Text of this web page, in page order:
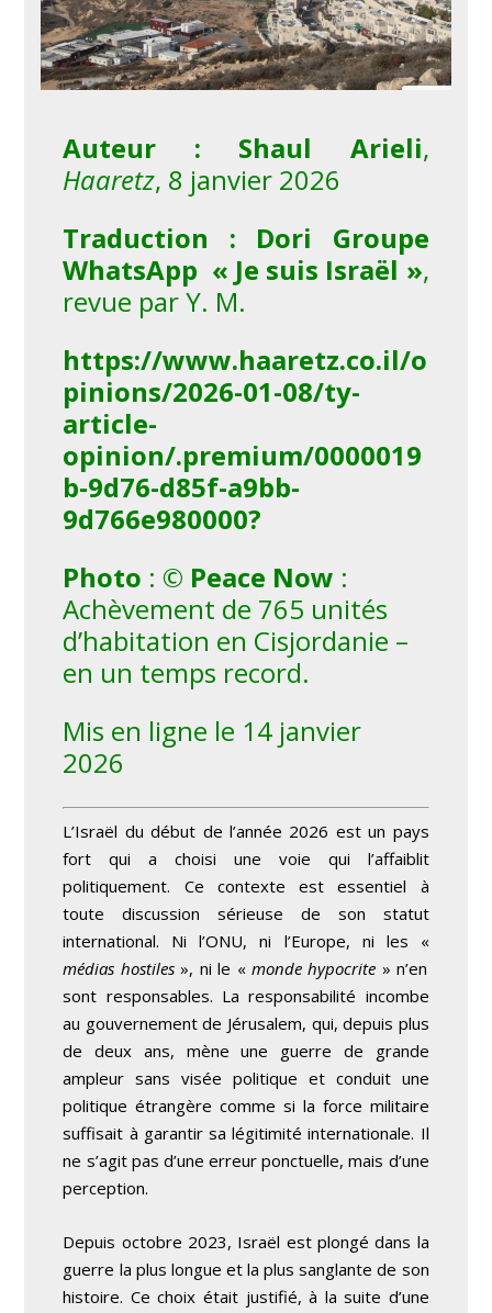
Auteur : Shaul Arieli,
Haaretz, 8 janvier 2026
Traduction : Dori Groupe
WhatsApp « Je suis Israël »,
revue par Y. M.
https://www.haaretz.co.il/o
pinions/2026-01-08/ty-
article-
opinion/.premium/0000019
b-9d76-d85f-a9bb-
9d766e980000?
Photo : © Peace Now :
Achèvement de 765 unités
d’habitation en Cisjordanie –
en un temps record.
Mis en ligne le 14 janvier
2026
L’Israël du début de l’année 2026 est un pays
fort qui a choisi une voie qui l’affaiblit
politiquement. Ce contexte est essentiel à
toute discussion sérieuse de son statut
international. Ni l’ONU, ni l’Europe, ni les «
médias hostiles», ni le « monde hypocrite » n’en
sont responsables. La responsabilité incombe
au gouvernement de Jérusalem, qui, depuis plus
de deux ans, mène une guerre de grande
ampleur sans visée politique et conduit une
politique étrangère comme si la force militaire
suffisait à garantir sa légitimité internationale. Il
ne s’agit pas d’une erreur ponctuelle, mais d’une
perception.
Depuis octobre 2023, Israël est plongé dans la
guerre la plus longue et la plus sanglante de son
histoire. Ce choix était justifié, à la suite d’une